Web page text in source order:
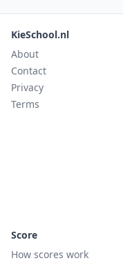
KieSchool.nl
About
Contact
Privacy
Terms
Score
How scores work